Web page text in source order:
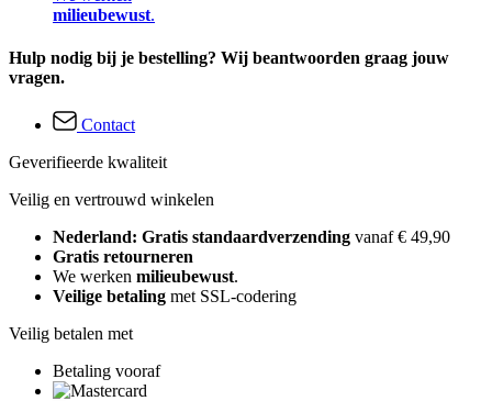
milieubewust.
Hulp nodig bij je bestelling? Wij beantwoorden graag jouw
vragen.
Contact
Geverifieerde kwaliteit
Veilig en vertrouwd winkelen
Nederland: Gratis standaardverzending vanaf € 49,90
Gratis retourneren
We werken milieubewust.
Veilige betaling met SSL-codering
Veilig betalen met
Betaling vooraf